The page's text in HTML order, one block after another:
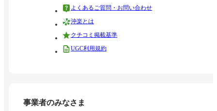
よくあるご質問・お問い合わせ
沖楽とは
クチコミ掲載基準
UGC利用規約
事業者のみなさま